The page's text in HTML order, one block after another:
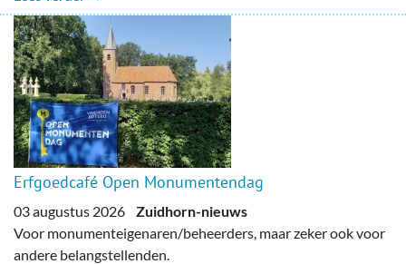
Erfgoedcafé Open Monumentendag
03 augustus 2026 Zuidhorn-nieuws
Voor monumenteigenaren/beheerders, maar zeker ook voor
andere belangstellenden.